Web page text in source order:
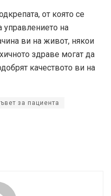
от която се
управлението на
ви на живот, някои
здраве могат да
качеството ви на
за пациента